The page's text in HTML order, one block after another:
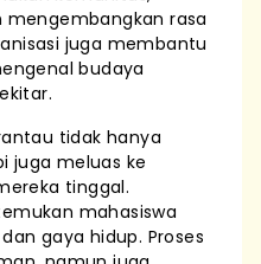
rasa
juga membantu
budaya
tidak hanya
juga meluas ke
tinggal.
mahasiswa
gaya hidup. Proses